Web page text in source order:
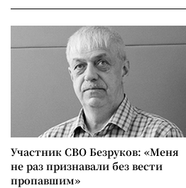
Участник СВО Безруков: «Меня
не раз признавали без вести
пропавшим»